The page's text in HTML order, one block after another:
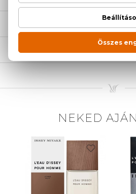
SZÁLLÍTÁS
NEKED